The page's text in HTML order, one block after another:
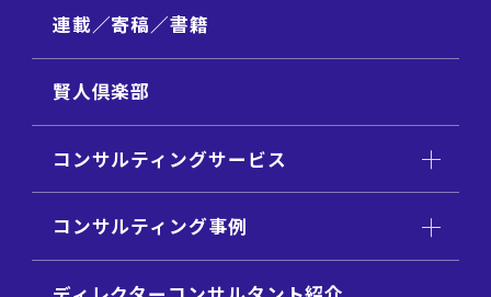
連載／寄稿／書籍
賢人倶楽部
コンサルティングサービス
コンサルティング事例